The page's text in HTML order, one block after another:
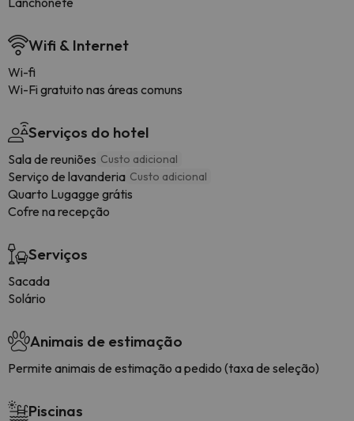
Wifi & Internet
Wi-fi
Wi-Fi gratuito nas áreas comuns
Serviços do hotel
Sala de reuniões Custo adicional
Serviço de lavanderia Custo adicional
Quarto Lugagge grátis
Cofre na recepção
Serviços
Sacada
Solário
Animais de estimação
Permite animais de estimação a pedido (taxa de seleção)
Piscinas